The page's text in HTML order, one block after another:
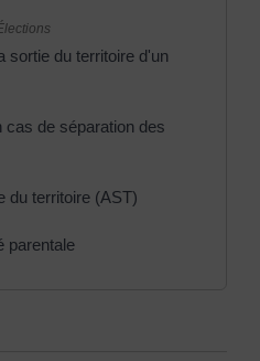
sortie du territoire d'un
cas de séparation des
du territoire (AST)
parentale